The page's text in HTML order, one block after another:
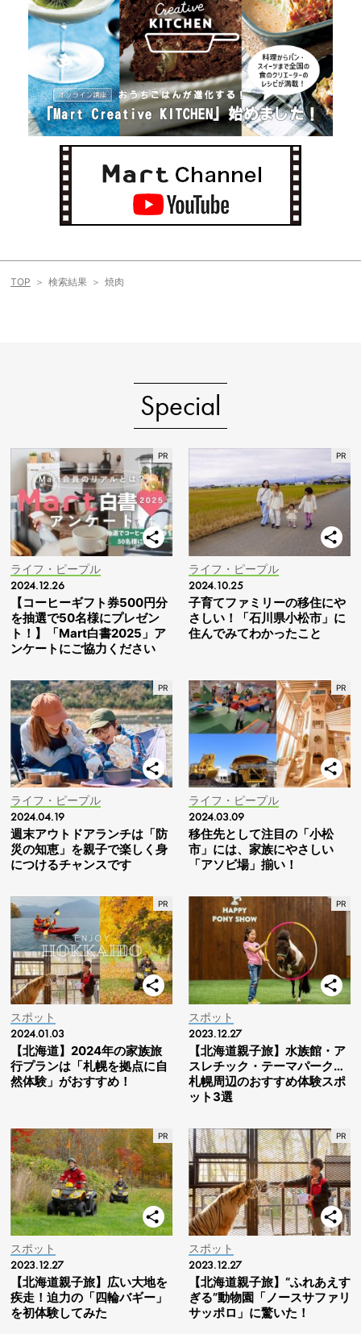
TOP 検索結果 焼肉
Special
ライフ・ピープル
2024.12.26
【コーヒーギフト券500円分
を抽選で50名様にプレゼン
ト！】「Mart白書2025」ア
ンケートにご協力ください
ライフ・ピープル
2024.10.25
子育てファミリーの移住にや
さしい！「石川県小松市」に
住んでみてわかったこと
ライフ・ピープル
2024.04.19
週末アウトドアランチは「防
災の知恵」を親子で楽しく身
につけるチャンスです
ライフ・ピープル
2024.03.09
移住先として注目の「小松
市」には、家族にやさしい
「アソビ場」揃い！
スポット
2024.01.03
【北海道】2024年の家族旅
行プランは「札幌を拠点に自
然体験」がおすすめ！
スポット
2023.12.27
【北海道親子旅】水族館・ア
スレチック・テーマパーク…
札幌周辺のおすすめ体験スポ
ット3選
スポット
2023.12.27
【北海道親子旅】広い大地を
疾走！迫力の「四輪バギー」
を初体験してみた
スポット
2023.12.27
【北海道親子旅】“ふれあえす
ぎる”動物園「ノースサファリ
サッポロ」に驚いた！